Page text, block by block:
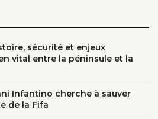
sécurité et enjeux
vital entre la péninsule et la
Infantino cherche à sauver
de la Fifa